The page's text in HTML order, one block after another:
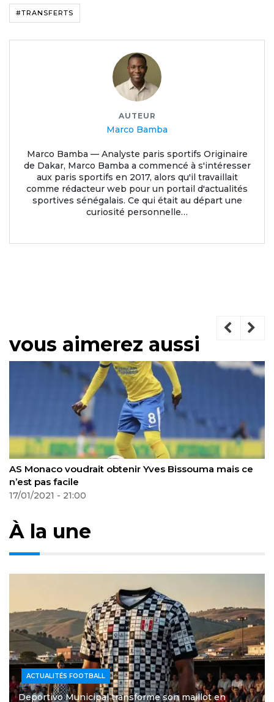
#TRANSFERTS
AUTEUR
Marco Bamba
Marco Bamba — Analyste paris sportifs Originaire
de Dakar, Marco Bamba a commencé à s'intéresser
aux paris sportifs en 2017, alors qu'il travaillait
comme rédacteur web pour un portail d'actualités
sportives sénégalais. Ce qui était au départ une
curiosité personnelle…
vous aimerez aussi
Monaco voudrait obtenir Yves Bissouma mais ce
pas facile
01/2021 - 21:00
À la une
ACTUALITÉS FOOTBALL
Deportivo Municipal transforme son maillot en